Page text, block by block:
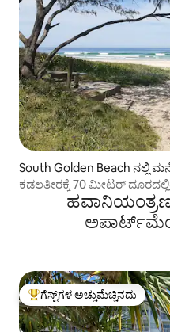
South Golden Beach ನಲ್ಲಿ
ಕಡಲತೀರಕ್ಕೆ 70 ಮೀಟರ್
ಅಭಯಾರಣ್ಯ
ಗೆಸ್ಟ್‌ಗಳಿಗೆ ಅತಿ ಹೆಚ್ಚು
ಗೆಸ್ಟ್‌ಗಳ ಅಚ್ಚುಮೆಚ್ಚಿನದು